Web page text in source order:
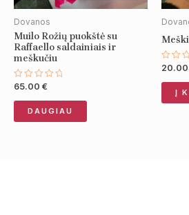
Dovanos
Muilo Rožių puokštė su
Raffaello saldainiais ir
meškučiu
Įvertinimas:
iš
65.00 €
DAUGIAU
iš
20.00
Į